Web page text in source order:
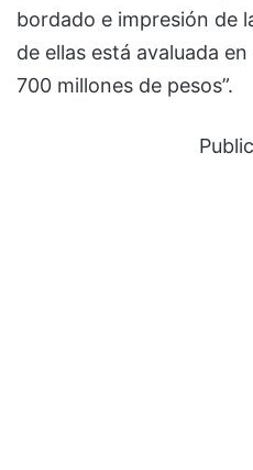
bordado e impresión de
de ellas está avaluada
700 millones de pesos”.